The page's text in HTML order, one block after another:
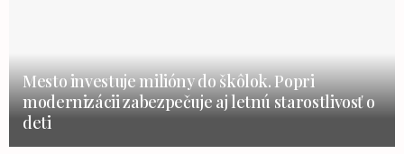
Mesto investuje milióny do škôlok. Popri
modernizácii zabezpečuje aj letnú starostlivosť o
deti